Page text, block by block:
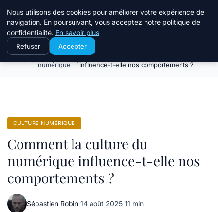
Stillweb
Culture
numérique
Comment la culture du numérique
influence-t-elle nos comportements ?
CULTURE NUMÉRIQUE
Comment la culture du
numérique influence-t-elle nos
comportements ?
Sébastien Robin·14 août 2025·11 min
Nous utilisons des cookies pour améliorer votre expérience de
navigation. En poursuivant, vous acceptez notre politique de
confidentialité. En savoir plus
Refuser Accepter